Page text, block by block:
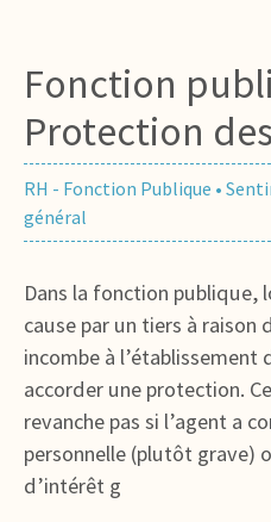
Fonction
Protection
RH - Fonction Publique •
général
Dans la fonction publique,
cause par un tiers à raison
incombe à
accorder une protection.
revanche pas si l’agent a
personnelle (plutôt grave)
d’intérêt g